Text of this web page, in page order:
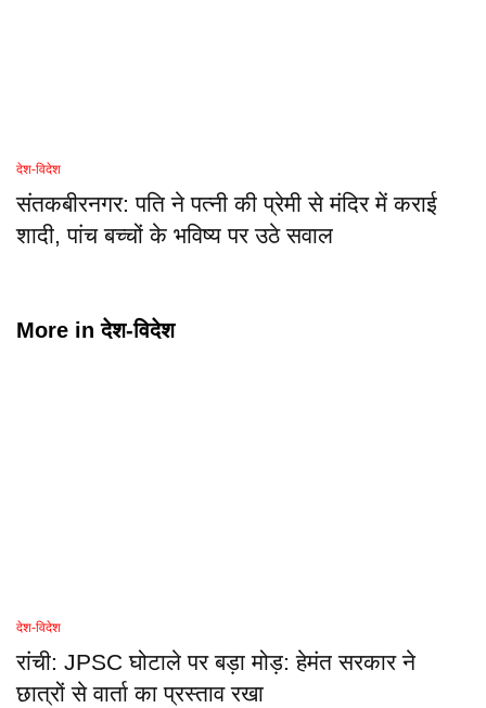
देश-विदेश
संतकबीरनगर: पति ने पत्नी की प्रेमी से मंदिर में कराई
शादी, पांच बच्चों के भविष्य पर उठे सवाल
More inदेश-विदेश
देश-विदेश
रांची: JPSC घोटाले पर बड़ा मोड़: हेमंत सरकार ने
छात्रों से वार्ता का प्रस्ताव रखा